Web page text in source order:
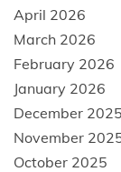
April 2026
March 2026
February 2026
January 2026
December 2025
November
October 2025